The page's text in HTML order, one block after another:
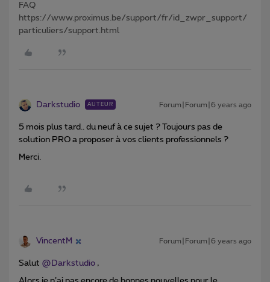
FAQ
https://www.proximus.be/support/fr/id_zwpr_support/
particuliers/support.html
Darkstudio AUTEUR Forum|Forum|6 years ago
5 mois plus tard.. du neuf à ce sujet ? Toujours pas de
solution PRO a proposer à vos clients professionnels ?
Merci.
VincentM Forum|Forum|6 years ago
Salut @Darkstudio ,